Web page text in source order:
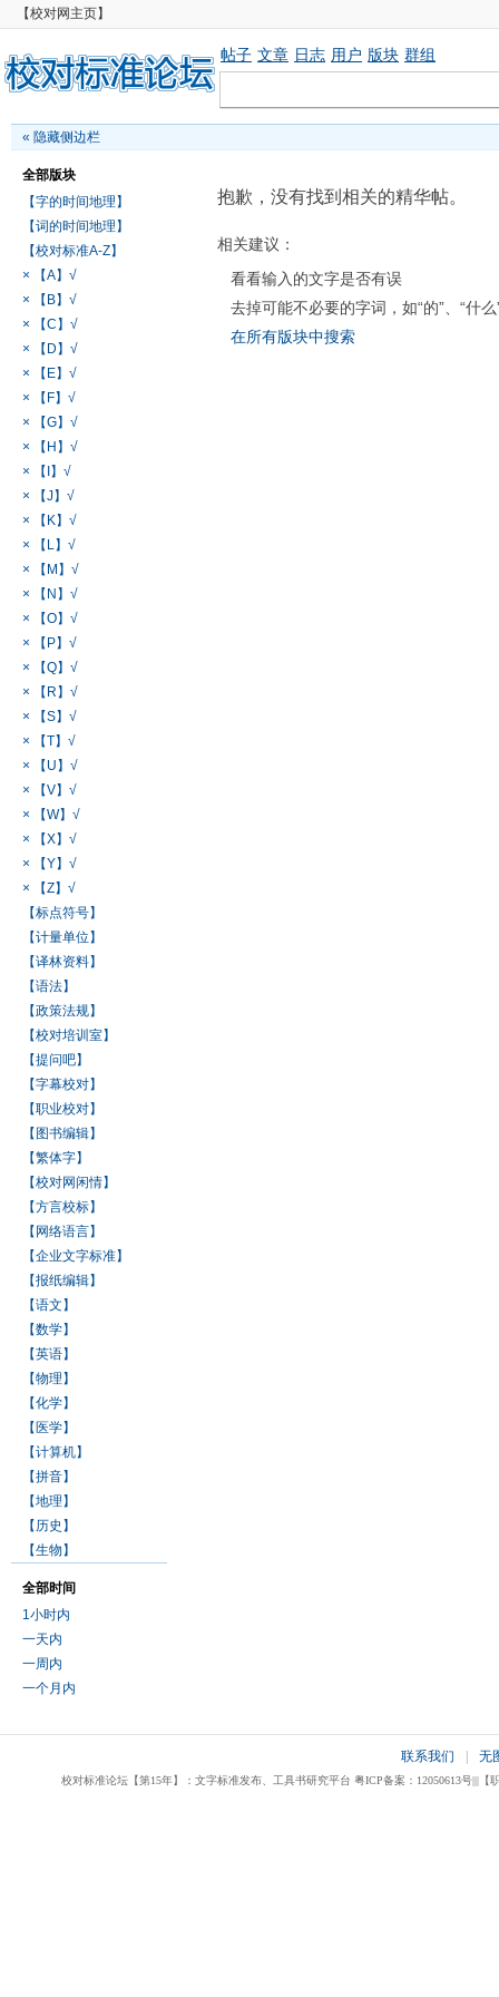
【校对网主页】
帖子 文章 日志 用户 版块 群组
« 隐藏侧边栏
全部版块
【字的时间地理】
【词的时间地理】
【校对标准A-Z】
× 【A】√
× 【B】√
× 【C】√
× 【D】√
× 【E】√
× 【F】√
× 【G】√
× 【H】√
× 【I】√
× 【J】√
× 【K】√
× 【L】√
× 【M】√
× 【N】√
× 【O】√
× 【P】√
× 【Q】√
× 【R】√
× 【S】√
× 【T】√
× 【U】√
× 【V】√
× 【W】√
× 【X】√
× 【Y】√
× 【Z】√
【标点符号】
【计量单位】
【译林资料】
【语法】
【政策法规】
【校对培训室】
【提问吧】
【字幕校对】
【职业校对】
【图书编辑】
【繁体字】
【校对网闲情】
【方言校标】
【网络语言】
【企业文字标准】
【报纸编辑】
【语文】
【数学】
【英语】
【物理】
【化学】
【医学】
【计算机】
【拼音】
【地理】
【历史】
【生物】
全部时间
1小时内
一天内
一周内
一个月内
抱歉，没有找到相关的精华帖。
相关建议：
看看输入的文字是否有误
去掉可能不必要的字词，如“的”、“什么
在所有版块中搜索
联系我们 无
校对标准论坛【第15年】：文字标准发布、工具书研究平台 粤ICP备案：12050613号|||【